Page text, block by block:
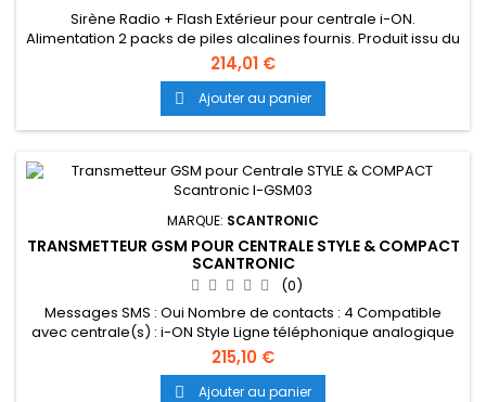
Sirène Radio + Flash Extérieur pour centrale i-ON.
Alimentation 2 packs de piles alcalines fournis. Produit issu du
circuit commercial Français
214,01 €
 Ajouter au panier
MARQUE: SCANTRONIC
TRANSMETTEUR GSM POUR CENTRALE STYLE & COMPACT
SCANTRONIC
(0)
Messages SMS : Oui Nombre de contacts : 4 Compatible
avec centrale(s) : i-ON Style Ligne téléphonique analogique
PSTN : Non Réseau mobile : GSM & SMS Produit issu du circuit
commercial Français
215,10 €
 Ajouter au panier